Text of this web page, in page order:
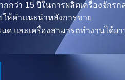
กว่า 15 ปีในการผลิตเครื่องจักรก
ห้คำแนะนำหลังการขาย
ด และเครื่องสามารถทำงานได้ย